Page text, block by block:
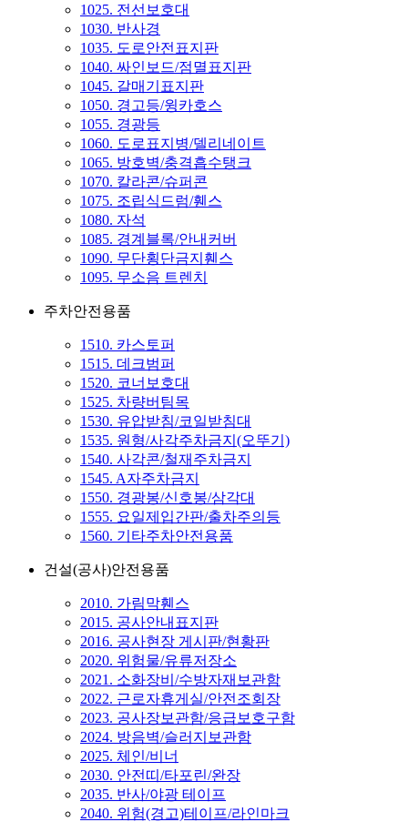
1025. 전선보호대
1030. 반사경
1035. 도로안전표지판
1040. 싸인보드/점멸표지판
1045. 갈매기표지판
1050. 경고등/윙카호스
1055. 경광등
1060. 도로표지병/델리네이트
1065. 방호벽/충격흡수탱크
1070. 칼라콘/슈퍼콘
1075. 조립식드럼/휀스
1080. 자석
1085. 경계블록/안내커버
1090. 무단횡단금지휀스
1095. 무소음 트렌치
주차안전용품
1510. 카스토퍼
1515. 데크범퍼
1520. 코너보호대
1525. 차량버팀목
1530. 유압받침/코일받침대
1535. 원형/사각주차금지(오뚜기)
1540. 사각콘/철재주차금지
1545. A자주차금지
1550. 경광봉/신호봉/삼각대
1555. 요일제입간판/출차주의등
1560. 기타주차안전용품
건설(공사)안전용품
2010. 가림막휀스
2015. 공사안내표지판
2016. 공사현장 게시판/현황판
2020. 위험물/유류저장소
2021. 소화장비/수방자재보관함
2022. 근로자휴게실/안전조회장
2023. 공사장보관함/응급보호구함
2024. 방음벽/슬러지보관함
2025. 체인/비너
2030. 안전띠/타포린/완장
2035. 반사/야광 테이프
2040. 위험(경고)테이프/라인마크